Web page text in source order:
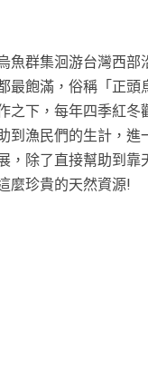
魚群集洄游台灣西
飽滿，俗稱「正頭
之下，每年四季紅
到漁民們的生計，
，除了直接幫助到
麼珍貴的天然資源!